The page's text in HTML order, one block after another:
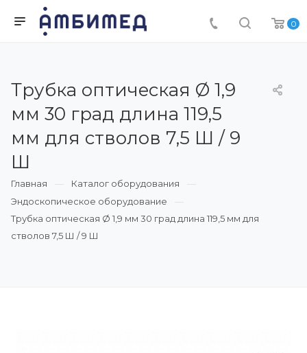
0
Трубка оптическая Ø 1,9
мм 30 град длина 119,5
мм для стволов 7,5 Ш / 9
Ш
Главная
Каталог оборудования
Эндоскопическое оборудование
Трубка оптическая Ø 1,9 мм 30 град длина 119,5 мм для
стволов 7,5 Ш / 9 Ш